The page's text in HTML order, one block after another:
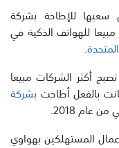
للإطاحة بشركة
للهواتف الذكية في
.
أكثر الشركات مبيعا
بشركة
عام 2018.
المستهلكين بهواوي